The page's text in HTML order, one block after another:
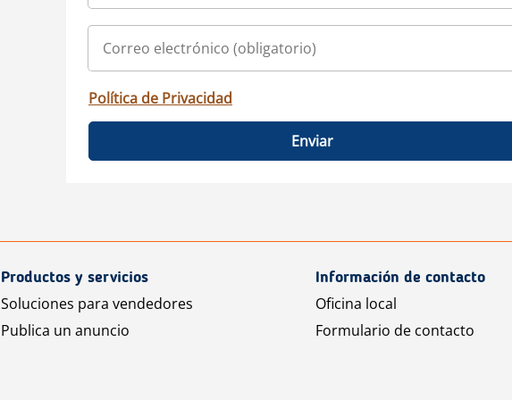
Política de Privacidad
Enviar
Productos y servicios
Soluciones para vendedores
Publica un anuncio
Información de contacto
Oficina local
Formulario de contacto